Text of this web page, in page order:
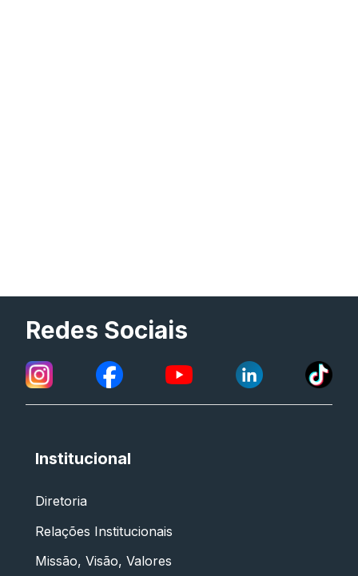
Redes Sociais
Institucional
Diretoria
Relações Institucionais
Missão, Visão, Valores